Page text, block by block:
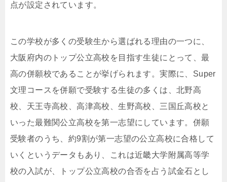
点が設定されています。
この学校が多くの受験生から選ばれる理由の一つに、
大阪府内のトップ公立高校を目指す生徒にとって、最
高の併願校であることが挙げられます。実際に、Super
文理コースを併願で受験する生徒の多くは、北野高
校、天王寺高校、高津高校、生野高校、三国丘高校と
いった最難関公立高校を第一志望にしています。併願
受験者のうち、約9割が第一志望の公立高校に合格して
いくというデータもあり、これは近畿大学附属高等学
校の入試が、トップ公立高校の合否を占う試金石とし